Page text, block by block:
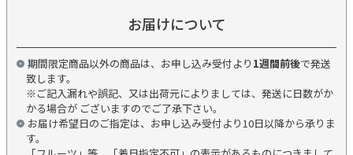
お届けについて
期間限定商品以外の商品は、お申し込み受付より 1週間前後で発送
致します。
※ご記入漏れや誤記、又は出荷元によりましては、発送に日数がか
かる場合が ございますのでご了承下さい。
お届け希望日のご指定は、お申し込み受付より10日以降から承りま
す。